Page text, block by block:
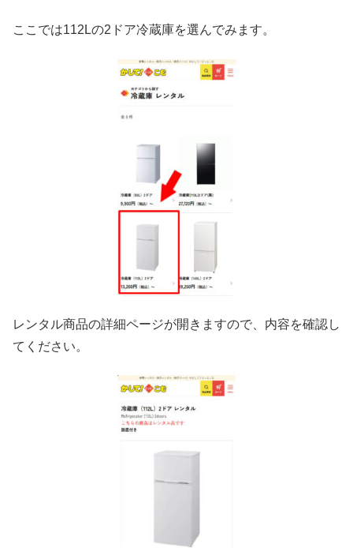
ここでは112Lの2ドア冷蔵庫を選んでみます。
レンタル商品の詳細ページが開きますので、内容を確認し
てください。